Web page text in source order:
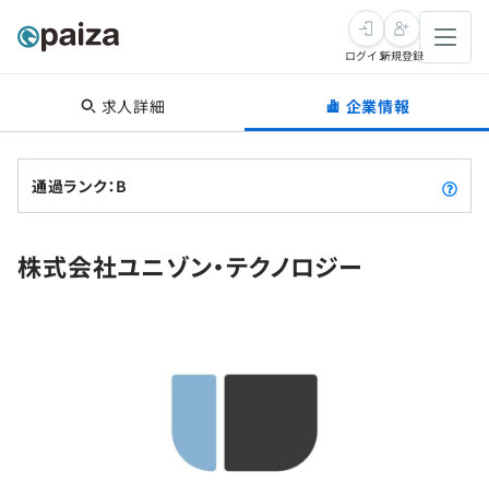
転職・キャリア
転職成功ガイド
インタビュー
新卒就活
求人検索
学習
ログイン新規登録
求人詳細 企業情報
通過ランク：B
株式会社ユニゾン・テクノロジー